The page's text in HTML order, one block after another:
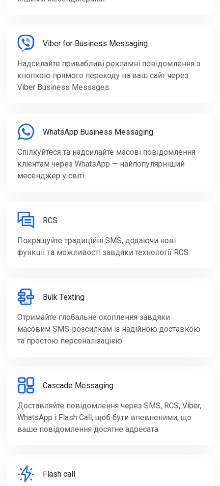
Viber for Business Messaging
Надсилайте привабливі рекламні повідомлення з
кнопкою прямого переходу на ваш сайт через
Viber Business Messages.
WhatsApp Business Messaging
Спілкуйтеся та надсилайте масові повідомлення
клієнтам через WhatsApp — найпопулярніший
месенджер у світі.
RCS
Покращуйте традиційні SMS, додаючи нові
функції та можливості завдяки технології RCS.
Bulk Texting
Отримайте глобальне охоплення завдяки
масовим SMS-розсилкам із надійною доставкою
та простою персоналізацією.
Cascade Messaging
Доставляйте повідомлення через SMS, RCS, Viber,
WhatsApp і Flash Call, щоб бути впевненими, що
ваше повідомлення досягне адресата.
Flash call